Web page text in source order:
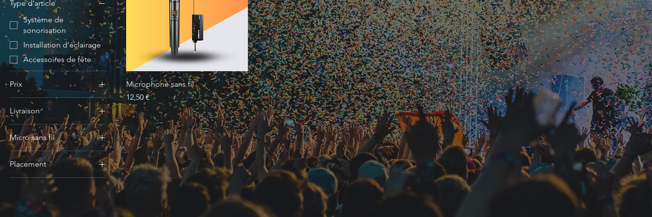
Type d'article
Système de
sonorisation
Installation d'éclairage
Accessoires de fête
Prix
12 € 45 €
Livraison
Non
Oui
Micro sans fil
Non
Oui
Placement
Microphone sans fil
Prix
12,50 €